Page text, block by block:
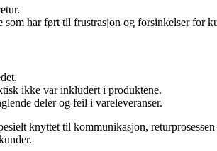
har ført til frustrasjon og forsinkelser for
ikke var inkludert i produktene.
deler og feil i vareleveranser.
knyttet til kommunikasjon,